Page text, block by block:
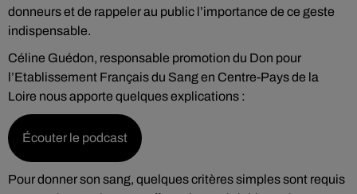
donneurs et de rappeler au public l’importance de ce geste
indispensable.
Céline Guédon, responsable promotion du Don pour
l’Etablissement Français du Sang en Centre-Pays de la
Loire nous apporte quelques explications :
Écouter le podcast
Pour donner son sang, quelques critères simples sont requis